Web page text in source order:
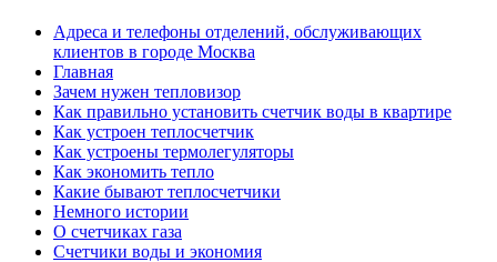
Адреса и телефоны отделений, обслуживающих
клиентов в городе Москва
Главная
Зачем нужен тепловизор
Как правильно установить счетчик воды в квартире
Как устроен теплосчетчик
Как устроены термолегуляторы
Как экономить тепло
Какие бывают теплосчетчики
Немного истории
О счетчиках газа
Счетчики воды и экономия